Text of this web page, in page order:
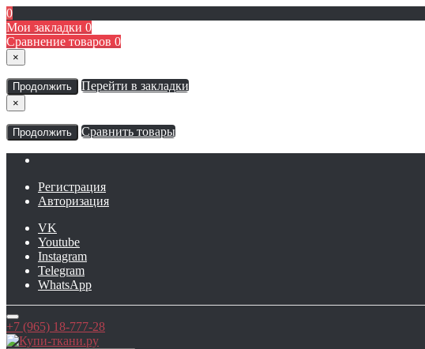
0
Мои закладки 0
Сравнение товаров 0
×
Продолжить Перейти в закладки
×
Продолжить Сравнить товары
Регистрация
Авторизация
VK
Youtube
Instagram
Telegram
WhatsApp
+7 (965) 18-777-28